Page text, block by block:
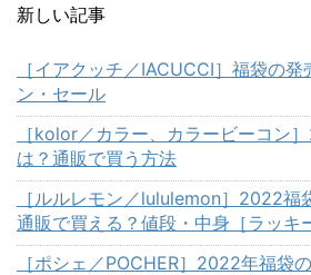
新しい記事
［イアクッチ／IACUCCI］福袋の
ン・セール
［kolor／カラー、カラービーコン
は？通販で買う方法
［ルルレモン／lululemon］2022福
通販で買える？値段・中身［ラッキ
［ポシェ／POCHER］2022年福袋